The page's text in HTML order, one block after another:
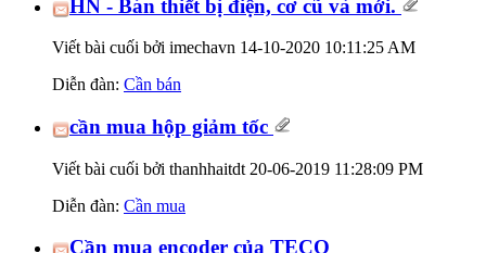
HN - Bán thiết bị điện, cơ cũ và mới.
Viết bài cuối bởi imechavn 14-10-2020 10:11:25 AM
Diễn đàn: Cần bán
cần mua hộp giảm tốc
Viết bài cuối bởi thanhhaitdt 20-06-2019 11:28:09 PM
Diễn đàn: Cần mua
Cần mua encoder của TECO